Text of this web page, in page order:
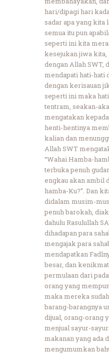
hari/dipagi hari
sadar apa yang kita
semua itu pun
seperti ini kita
kesejukan jiwa
dengan Allah SWT,
mendapati hati-hati
dengan kerisauan
seperti ini maka
tentram, seakan-
mengatakan
henti-hentinya
kalian dan
Allah SWT
“Wahai Hamba-
terbuka penuh
engkau akan ambil
hamba-Ku?”. Dan
didalam musim-
penuh barokah,
dahulu Rasulullah
dihadapan para
mengajak para
mendapatkan
besar, dan
permulaan dari
orang yang
maka mereka
barang-barangnya
dijual, orang-orang
menjual sayur-
makanan yang ada
mengumumkan